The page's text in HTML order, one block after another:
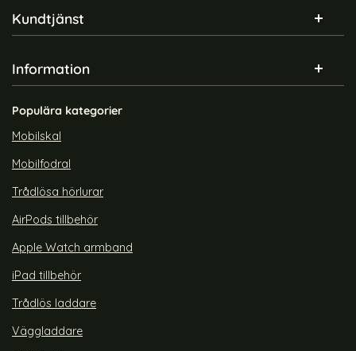
Sidfot Blandad info och länkar
Kundtjänst
Information
Populära kategorier
Mobilskal
Mobilfodral
Trådlösa hörlurar
AirPods tillbehör
Apple Watch armband
iPad tillbehör
Trådlös laddare
Väggladdare